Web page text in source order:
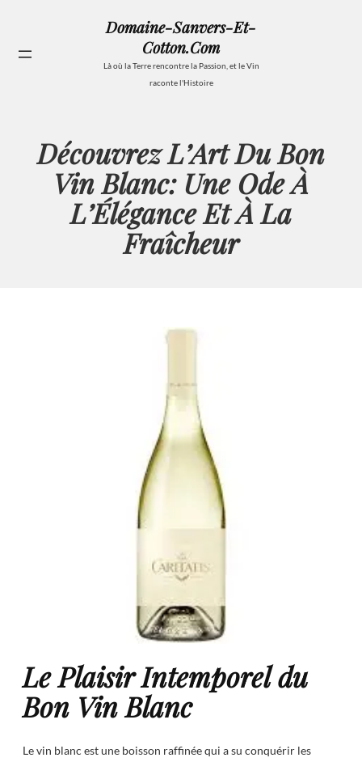
contenu
Domaine-Sanvers-Et-
Cotton.com
Là où la Terre rencontre la Passion, et le Vin
raconte l'Histoire
Découvrez L’Art Du Bon
Vin Blanc: Une Ode À
L’Élégance Et À La
Fraîcheur
Le Plaisir Intemporel du
Bon Vin Blanc
Le vin blanc est une boisson raffinée qui a su conquérir les